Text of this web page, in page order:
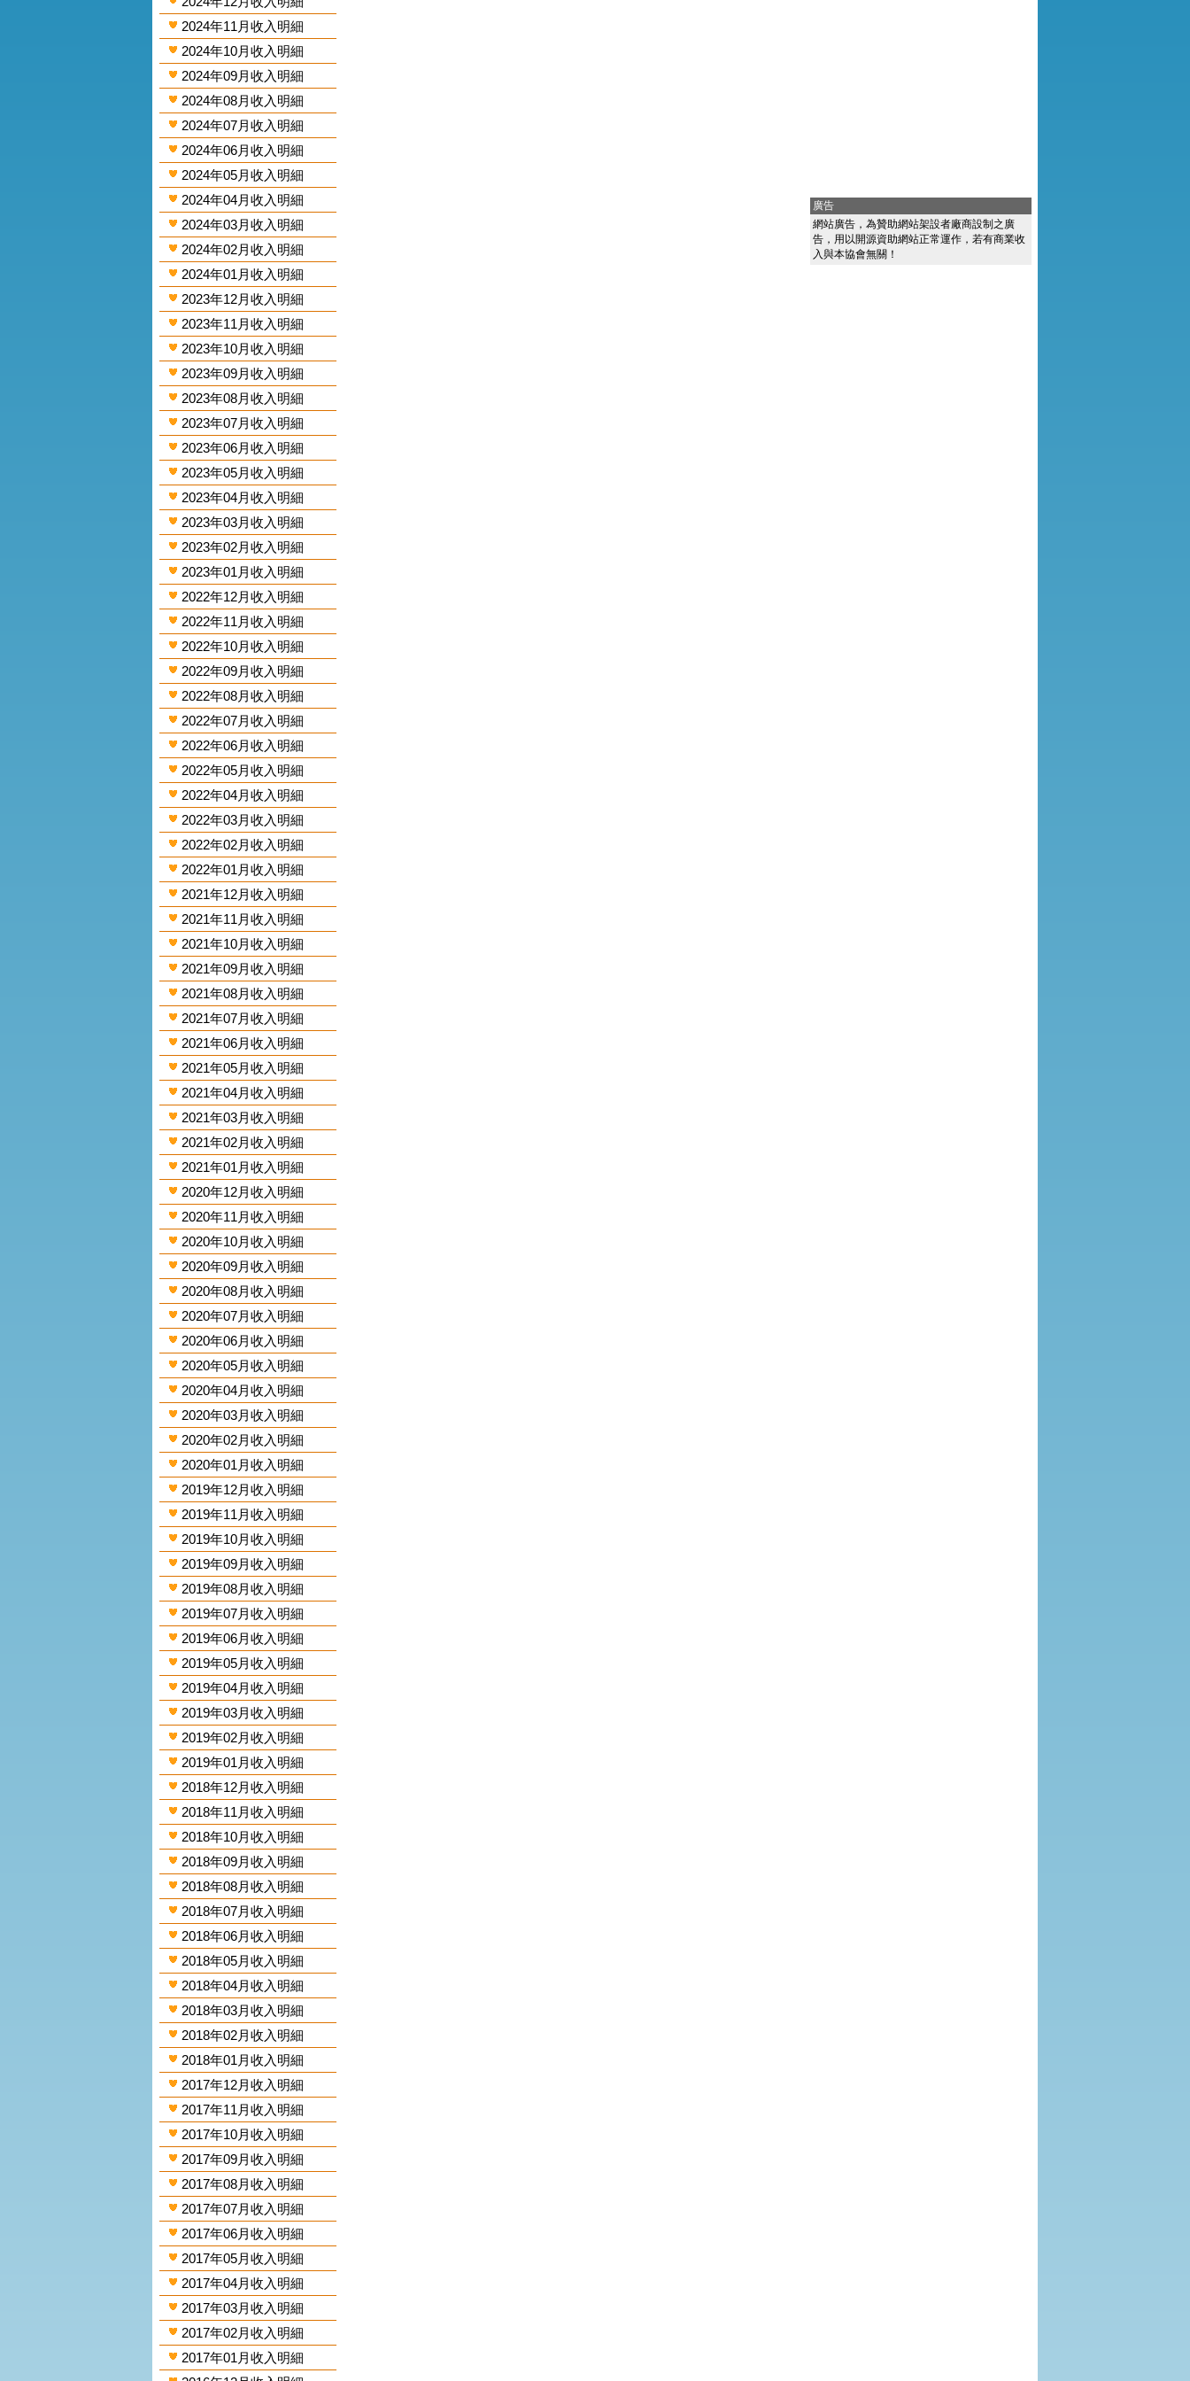
2024年11月收入明細
2024年10月收入明細
2024年09月收入明細
2024年08月收入明細
2024年07月收入明細
2024年06月收入明細
2024年05月收入明細
2024年04月收入明細
2024年03月收入明細
2024年02月收入明細
2024年01月收入明細
2023年12月收入明細
2023年11月收入明細
2023年10月收入明細
2023年09月收入明細
2023年08月收入明細
2023年07月收入明細
2023年06月收入明細
2023年05月收入明細
2023年04月收入明細
2023年03月收入明細
2023年02月收入明細
2023年01月收入明細
2022年12月收入明細
2022年11月收入明細
2022年10月收入明細
2022年09月收入明細
2022年08月收入明細
2022年07月收入明細
2022年06月收入明細
2022年05月收入明細
2022年04月收入明細
2022年03月收入明細
2022年02月收入明細
2022年01月收入明細
2021年12月收入明細
2021年11月收入明細
2021年10月收入明細
2021年09月收入明細
2021年08月收入明細
2021年07月收入明細
2021年06月收入明細
2021年05月收入明細
2021年04月收入明細
2021年03月收入明細
2021年02月收入明細
2021年01月收入明細
2020年12月收入明細
2020年11月收入明細
2020年10月收入明細
2020年09月收入明細
2020年08月收入明細
2020年07月收入明細
2020年06月收入明細
2020年05月收入明細
2020年04月收入明細
2020年03月收入明細
2020年02月收入明細
2020年01月收入明細
2019年12月收入明細
2019年11月收入明細
2019年10月收入明細
2019年09月收入明細
2019年08月收入明細
2019年07月收入明細
2019年06月收入明細
2019年05月收入明細
2019年04月收入明細
2019年03月收入明細
2019年02月收入明細
2019年01月收入明細
2018年12月收入明細
2018年11月收入明細
2018年10月收入明細
2018年09月收入明細
2018年08月收入明細
2018年07月收入明細
2018年06月收入明細
2018年05月收入明細
2018年04月收入明細
2018年03月收入明細
2018年02月收入明細
2018年01月收入明細
2017年12月收入明細
2017年11月收入明細
2017年10月收入明細
2017年09月收入明細
2017年08月收入明細
2017年07月收入明細
2017年06月收入明細
2017年05月收入明細
2017年04月收入明細
2017年03月收入明細
2017年02月收入明細
2017年01月收入明細
廣告
網站廣告，為贊助網站架設者廠商設制之廣
告，用以開源資助網站正常運作，若有商業收
入與本協會無關！